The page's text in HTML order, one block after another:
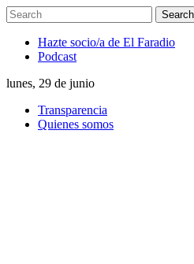
Hazte socio/a de El Faradio
Podcast
lunes, 29 de junio
Transparencia
Quienes somos